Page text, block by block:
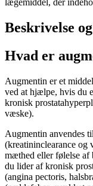
lægemiddel, der
Beskrivelse
Hvad er
Augmentin er et
ved at hjælpe, hvis du
kronisk
væske).
Augmentin anvendes
(kreatininclearance
mæthed eller følelse
du lider af kronisk
(angina pectoris,